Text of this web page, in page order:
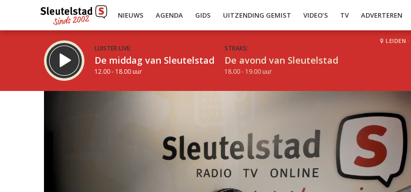
NIEUWS AGENDA GIDS UITZENDING GEMIST VIDEO’S TV ADVERTEREN
LUISTER LIVE:
De middag van Sleutelstad
12.00 - 18.00 uur
STRAKS:
De avond van Sleutelstad
18.00 - 19.00 uur
LEIDEN ·